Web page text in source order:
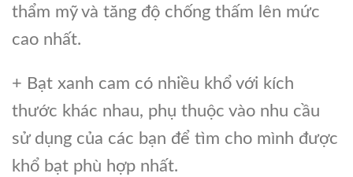
thẩm mỹ và tăng độ chống thấm lên mức
cao nhất.
+ Bạt xanh cam có nhiều khổ với kích
thước khác nhau, phụ thuộc vào nhu cầu
sử dụng của các bạn để tìm cho mình được
khổ bạt phù hợp nhất.